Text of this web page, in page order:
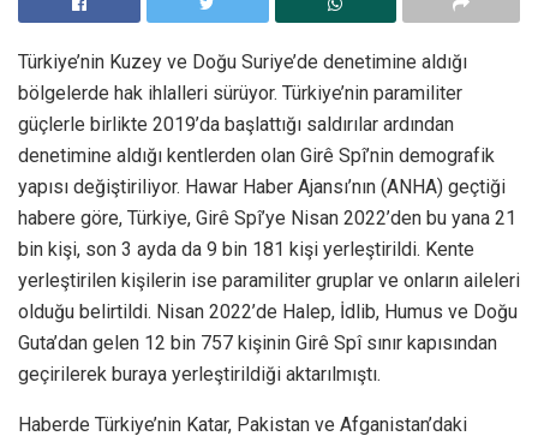
Türkiye’nin Kuzey ve Doğu Suriye’de denetimine aldığı
bölgelerde hak ihlalleri sürüyor. Türkiye’nin paramiliter
güçlerle birlikte 2019’da başlattığı saldırılar ardından
denetimine aldığı kentlerden olan Girê Spî’nin demografik
yapısı değiştiriliyor. Hawar Haber Ajansı’nın (ANHA) geçtiği
habere göre, Türkiye, Girê Spî’ye Nisan 2022’den bu yana 21
bin kişi, son 3 ayda da 9 bin 181 kişi yerleştirildi. Kente
yerleştirilen kişilerin ise paramiliter gruplar ve onların aileleri
olduğu belirtildi. Nisan 2022’de Halep, İdlib, Humus ve Doğu
Guta’dan gelen 12 bin 757 kişinin Girê Spî sınır kapısından
geçirilerek buraya yerleştirildiği aktarılmıştı.
Haberde Türkiye’nin Katar, Pakistan ve Afganistan’daki